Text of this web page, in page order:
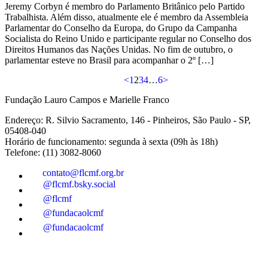
Jeremy Corbyn é membro do Parlamento Britânico pelo Partido
Trabalhista. Além disso, atualmente ele é membro da Assembleia
Parlamentar do Conselho da Europa, do Grupo da Campanha
Socialista do Reino Unido e participante regular no Conselho dos
Direitos Humanos das Nações Unidas. No fim de outubro, o
parlamentar esteve no Brasil para acompanhar o 2º […]
<1 234…6>
Fundação Lauro Campos e Marielle Franco
Endereço: R. Silvio Sacramento, 146 - Pinheiros, São Paulo - SP,
05408-040
Horário de funcionamento: segunda à sexta (09h às 18h)
Telefone: (11) 3082-8060
contato@flcmf.org.br
@flcmf.bsky.social
@flcmf
@fundacaolcmf
@fundacaolcmf